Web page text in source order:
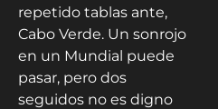
repetido tablas ante,
Cabo Verde. Un sonrojo
en un Mundial puede
pasar, pero dos
seguidos no es digno